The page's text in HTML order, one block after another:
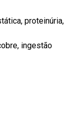
proteinúria,
ingestão